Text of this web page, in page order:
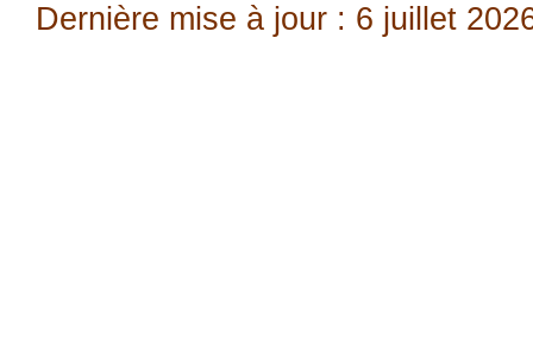
Dernière mise à jour : 6 juillet